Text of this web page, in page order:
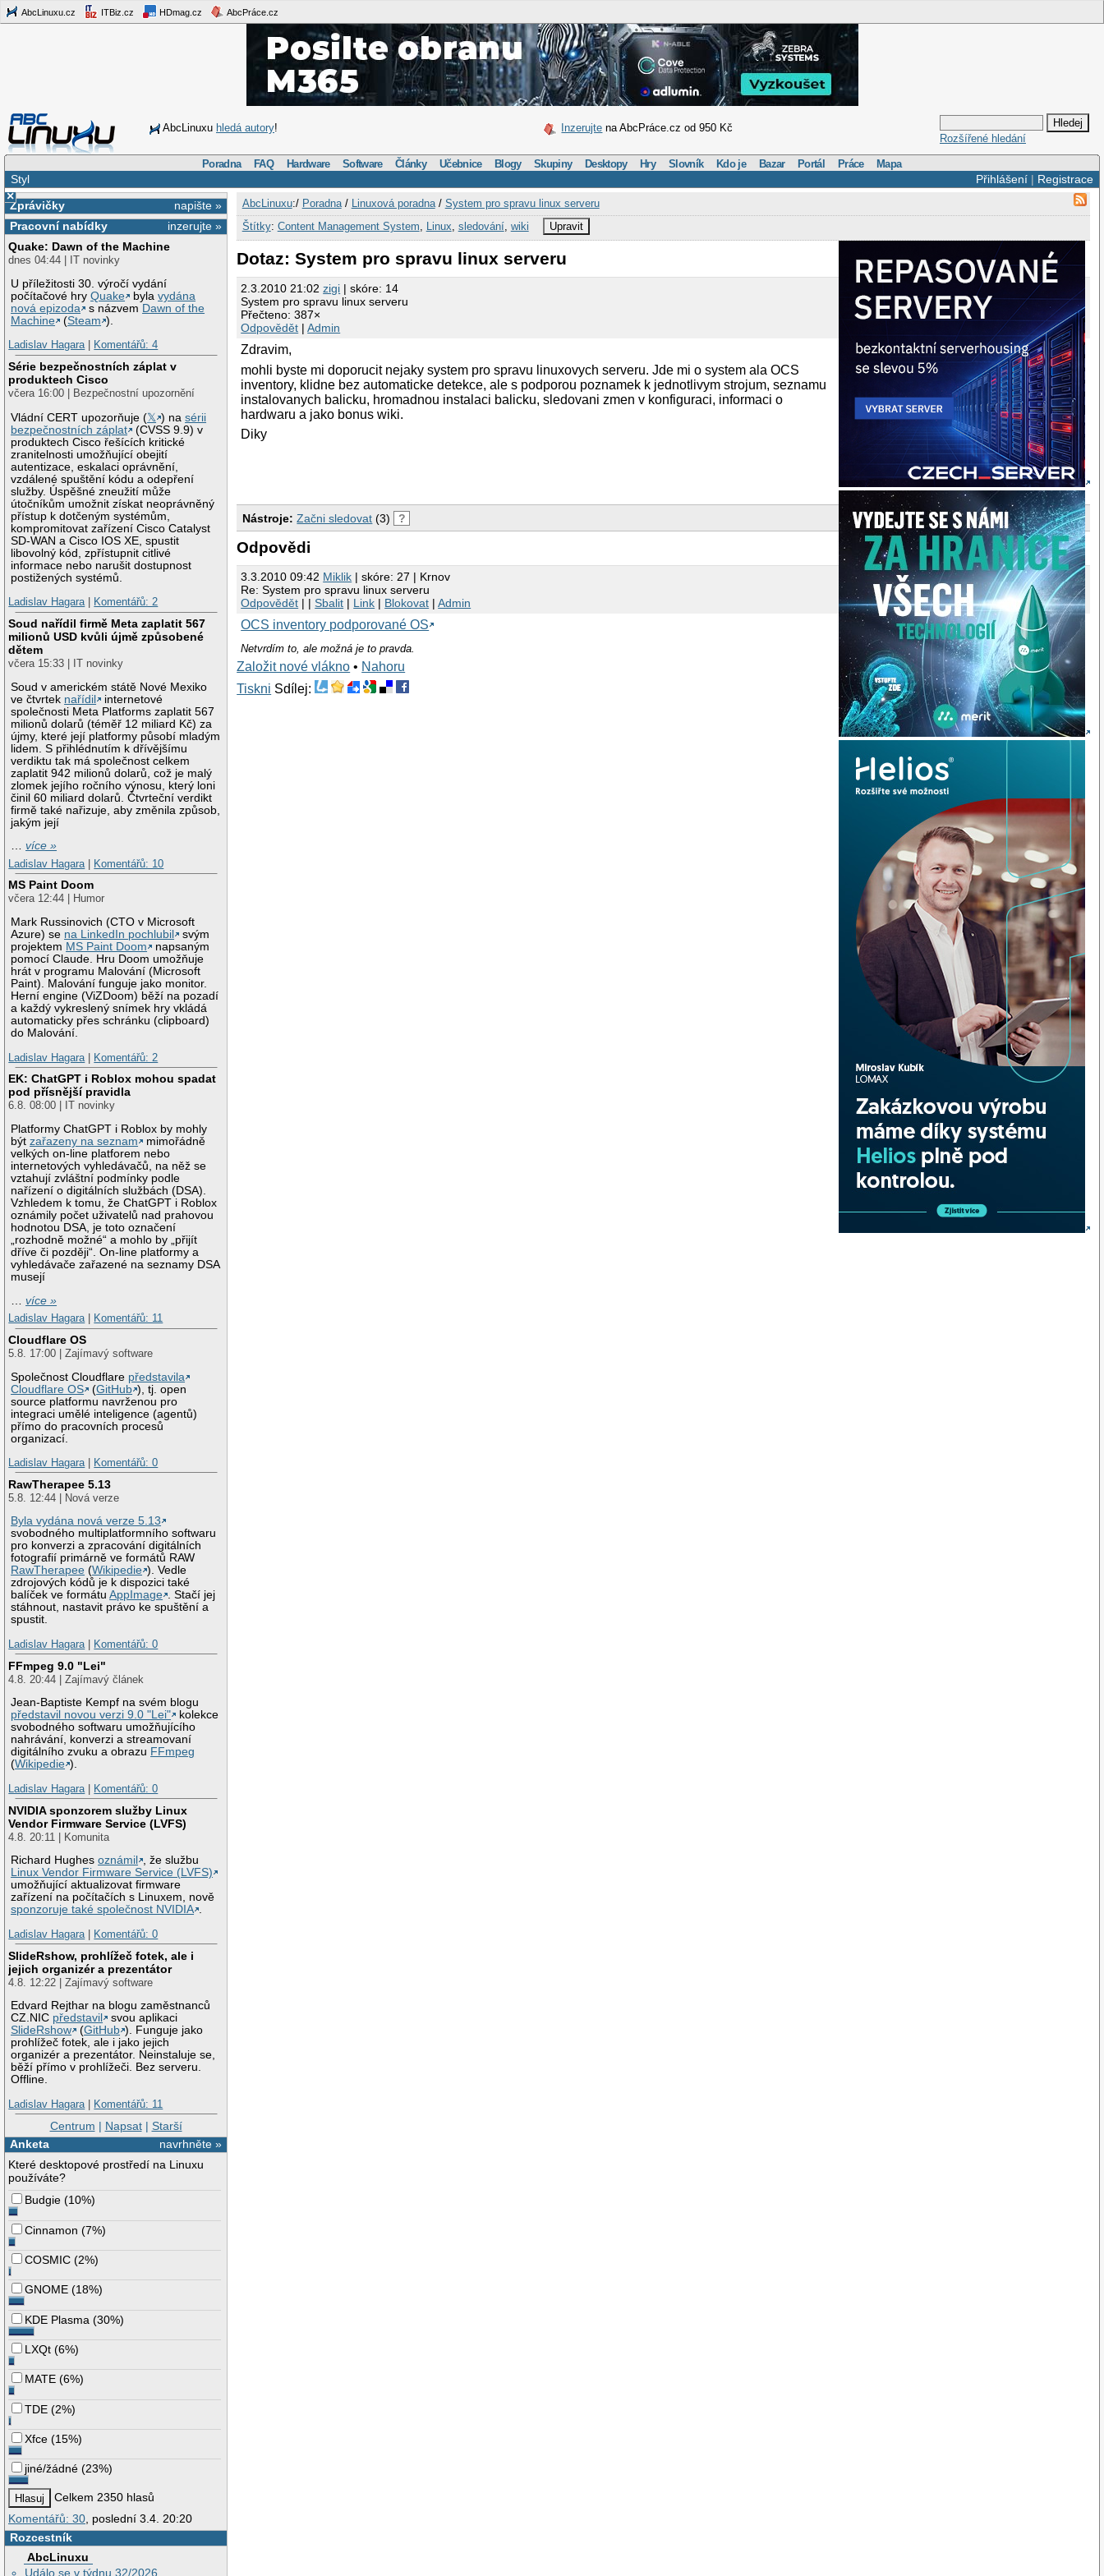
AbcLinuxu.cz ITBiz.cz HDmag.cz AbcPráce.cz
AbcLinuxu hledá autory! Inzerujte na AbcPráce.cz od 950 Kč
Rozšířené hledání
Poradna FAQ Hardware Software Články Učebnice Blogy Skupiny Desktopy Hry Slovník Kdo je Bazar Portál Práce Mapa
Přihlášení| Registrace
Styl
×
napište »
Zprávičky
inzerujte »
Pracovní nabídky
Quake: Dawn of the Machine
dnes 04:44 | IT novinky
U příležitosti 30. výročí vydání
počítačové hryQuake bylavydána
nová epizoda
s názvem Dawn of the
Machine
(Steam ).
Ladislav Hagara| Komentářů: 4
Série bezpečnostních záplat v
produktech Cisco
včera 16:00 | Bezpečnostní upozornění
Vládní CERT upozorňuje (𝕏 ) nasérii
bezpečnostních záplat
(CVSS 9.9) v
produktech Cisco řešících kritické
zranitelnosti umožňující obejití
autentizace, eskalaci oprávnění,
vzdálené spuštění kódu a odepření
služby. Úspěšné zneužití může
útočníkům umožnit získat neoprávněný
přístup k dotčeným systémům,
kompromitovat zařízení Cisco Catalyst
SD-WAN a Cisco IOS XE, spustit
libovolný kód, zpřístupnit citlivé
informace nebo narušit dostupnost
postižených systémů.
Ladislav Hagara| Komentářů: 2
Soud nařídil firmě Meta zaplatit 567
milionů USD kvůli újmě způsobené
dětem
včera 15:33 | IT novinky
Soud v americkém státě Nové Mexiko
ve čtvrtek nařídil
internetové
společnosti Meta Platforms zaplatit 567
milionů dolarů (téměř 12 miliard Kč) za
újmy, které její platformy působí mladým
lidem. S přihlédnutím k dřívějšímu
verdiktu tak má společnost celkem
zaplatit 942 milionů dolarů, což je malý
zlomek jejího ročního výnosu, který loni
činil 60 miliard dolarů. Čtvrteční verdikt
firmě také nařizuje, aby změnila způsob,
jakým její
…více »
Ladislav Hagara
Komentářů: 10
MS Paint Doom
včera 12:44 | Humor
Mark Russinovich (CTO v Microsoft
Azure) se na LinkedIn pochlubil
svým
projektem MS Paint Doom
napsaným
pomocí Claude. Hru Doom umožňuje
hrát v programu Malování (Microsoft
Paint). Malování funguje jako monitor.
Herní engine (ViZDoom) běží na pozadí
a každý vykreslený snímek hry vkládá
automaticky přes schránku (clipboard)
do Malování.
Ladislav Hagara
Komentářů: 2
EK: ChatGPT i Roblox mohou spadat
pod přísnější pravidla
6.8. 08:00 | IT novinky
Platformy ChatGPT i Roblox by mohly
býtzařazeny na seznam
mimořádně
velkých on-line platforem nebo
internetových vyhledávačů, na něž se
vztahují zvláštní podmínky podle
nařízení o digitálních službách (DSA).
Vzhledem k tomu, že ChatGPT i Roblox
oznámily počet uživatelů nad prahovou
hodnotou DSA, je toto označení
„rozhodně možné“ a mohlo by „přijít
dříve či později“. On-line platformy a
vyhledávače zařazené na seznamy DSA
musejí
…více »
Ladislav Hagara| Komentářů: 11
Cloudflare OS
5.8. 17:00 | Zajímavý software
Společnost Cloudflare představila
Cloudflare OS
(GitHub ), tj. open
source platformu navrženou pro
integraci umělé inteligence (agentů)
přímo do pracovních procesů
organizací.
Ladislav Hagara| Komentářů: 0
RawTherapee 5.13
5.8. 12:44 | Nová verze
Byla vydána nová verze 5.13
svobodného multiplatformního softwaru
pro konverzi a zpracování digitálních
fotografií primárně ve formátů RAW
RawTherapee (Wikipedie ). Vedle
zdrojových kódů je k dispozici také
balíček ve formátuAppImage . Stačí jej
stáhnout, nastavit právo ke spuštění a
spustit.
Ladislav Hagara| Komentářů: 0
FFmpeg 9.0 "Lei"
4.8. 20:44 | Zajímavý článek
Jean-Baptiste Kempf na svém blogu
představil novou verzi 9.0 "Lei"
kolekce
svobodného softwaru umožňujícího
nahrávání, konverzi a streamovaní
digitálního zvuku a obrazu FFmpeg
(Wikipedie ).
Ladislav Hagara| Komentářů: 0
NVIDIA sponzorem služby Linux
Vendor Firmware Service (LVFS)
4.8. 20:11 | Komunita
Richard Hughesoznámil
, že službu
Linux Vendor Firmware Service (LVFS)
umožňující aktualizovat firmware
zařízení na počítačích s Linuxem, nově
sponzoruje také společnost NVIDIA .
Ladislav Hagara| Komentářů: 0
SlideRshow, prohlížeč fotek, ale i
jejich organizér a prezentátor
4.8. 12:22 | Zajímavý software
Edvard Rejthar na blogu zaměstnanců
CZ.NIC představil
svou aplikaci
SlideRshow
(GitHub ). Funguje jako
prohlížeč fotek, ale i jako jejich
organizér a prezentátor. Neinstaluje se,
běží přímo v prohlížeči. Bez serveru.
Offline.
Ladislav Hagara| Komentářů: 11
Centrum | Napsat| Starší
navrhněte »
Anketa
Které desktopové prostředí na Linuxu
používáte?
Budgie (10%)
Cinnamon (7%)
COSMIC (2%)
GNOME (18%)
KDE Plasma (30%)
LXQt (6%)
MATE (6%)
TDE (2%)
Xfce (15%)
jiné/žádné (23%)
Celkem 2350 hlasů
Komentářů: 30 , poslední 3.4. 20:20
Rozcestník
AbcLinuxu
Událo se v týdnu 32/2026
AbcLinuxu:/ Poradna/ Linuxová poradna/ System pro spravu linux serveru
Štítky: Content Management System Linux sledování, wiki Upravit
Dotaz: System pro spravu linux serveru
2.3.2010 21:02zigi | skóre: 14
System pro spravu linux serveru
Přečteno: 387×
Odpovědět |Admin
Zdravim,
mohli byste mi doporucit nejaky system pro spravu linuxovych serveru. Jde mi o system ala OCS
inventory, klidne bez automaticke detekce, ale s podporou poznamek k jednotlivym strojum, seznamu
instalovanych balicku, hromadnou instalaci balicku, sledovani zmen v konfiguraci, informaci o
hardwaru a jako bonus wiki.
Diky
Nástroje: Začni sledovat (3) ?
Odpovědi
3.3.2010 09:42 Miklik | skóre: 27 | Krnov
Re: System pro spravu linux serveru
Odpovědět | |Sbalit | Link | Blokovat |Admin
OCS inventory podporované OS
Netvrdím to, ale možná je to pravda.
Založit nové vlákno • Nahoru
Tiskni Sdílej: